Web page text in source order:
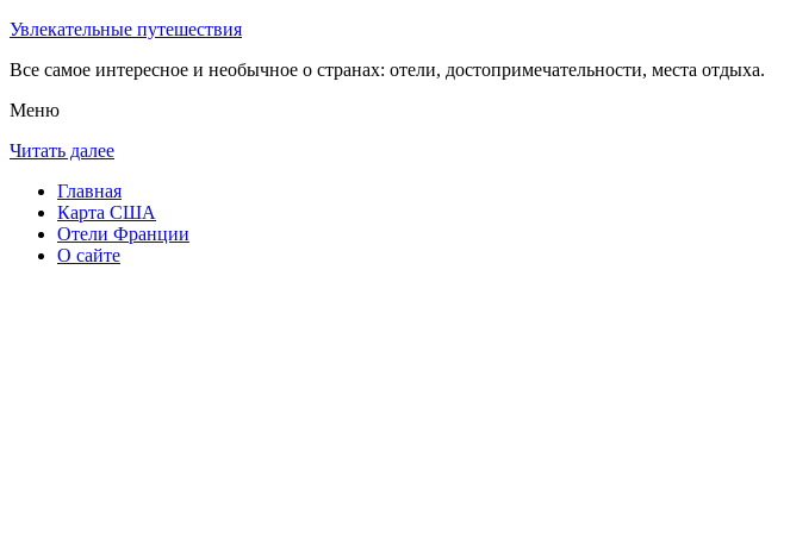
Увлекательные путешествия
Все самое интересное и необычное о странах: отели, достопримечательности, места отдыха.
Меню
Читать далее
Главная
Карта США
Отели Франции
О сайте